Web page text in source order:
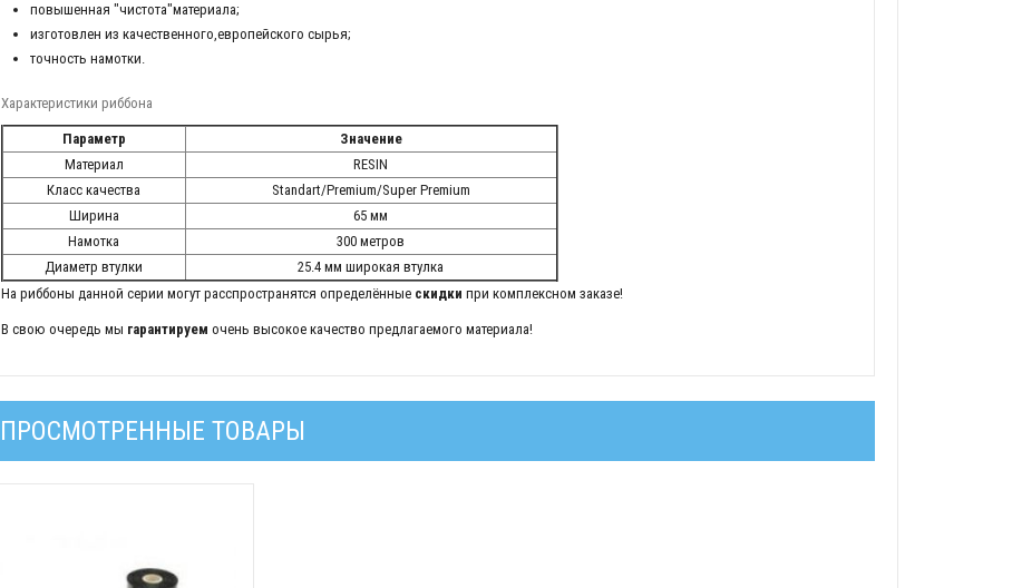
повышенная "чистота"материала;
изготовлен из качественного,европейского сырья;
точность намотки.
Характеристики риббона
Параметр
Значение
Материал
RESIN
Класс качества
Standart/Premium/Super Premium
Ширина
65 мм
Намотка
300 метров
Диаметр втулки
25.4 мм широкая втулка
На риббоны данной серии могут расспространятся определённые скидки при комплексном заказе!
В свою очередь мы гарантируем очень высокое качество предлагаемого материала!
ПРОСМОТРЕННЫЕ ТОВАРЫ